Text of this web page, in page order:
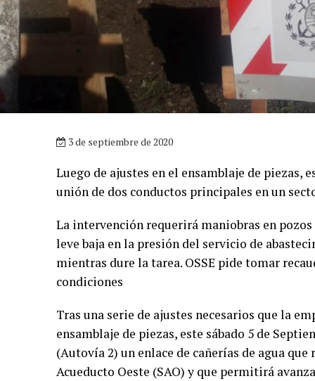
3 de septiembre de 2020
Luego de ajustes en el ensamblaje de piezas,
unión de dos conductos principales en un
La intervención requerirá maniobras en
leve baja en la presión del servicio de
mientras dure la tarea. OSSE pide tomar
condiciones
Tras una serie de ajustes necesarios que la
ensamblaje de piezas, este sábado 5 de
(Autovía 2) un enlace de cañerías de agua
Acueducto Oeste (SAO) y que permitirá